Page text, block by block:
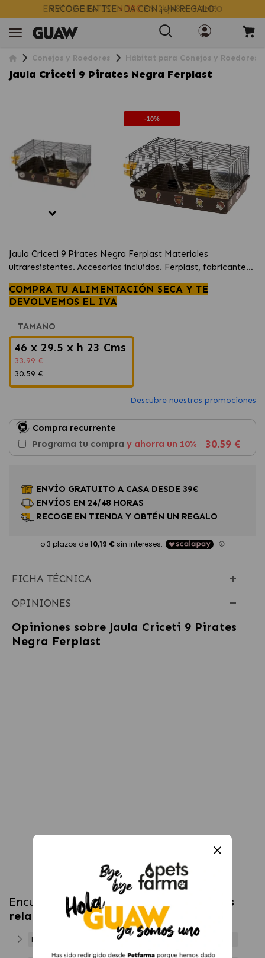
ENVÍOS GRATIS > 39€EN 24/48H+ INFO
Conejos y Roedores Hábitat para Conejos y Roedores
Jaula Criceti 9 Pirates Negra Ferplast
-10%
Jaula Criceti 9 Pirates Negra Ferplast Materiales
ultraresistentes. Accesorios incluidos. Ferplast, fabricante
COMPRA TU ALIMENTACIÓN SECA Y TE
DEVOLVEMOS EL IVA
TAMAÑO
46 x 29.5 x h 23 Cms
33.99 €
30.59 €
Descubre nuestras promociones
Compra recurrente
Programa tu compra y ahorra un 10% 30.59 €
ENVÍO GRATUITO A CASA DESDE 39€
ENVÍOS EN 24/48 HORAS
RECOGE EN TIENDA Y OBTÉN UN REGALO
FICHA TÉCNICA
OPINIONES
Opiniones sobre Jaula Criceti 9 Pirates
Negra Ferplast
Encuentra más productos en
categorías
relacionadas
Hábitat para Conejos y Roedores